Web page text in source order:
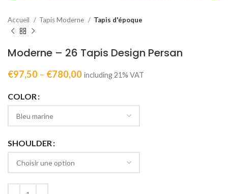
Accueil Tapis Moderne Tapis d'époque
Moderne – 26 Tapis Design Persan
€97,50 – €780,00 including 21% VAT
COLOR
SHOULDER